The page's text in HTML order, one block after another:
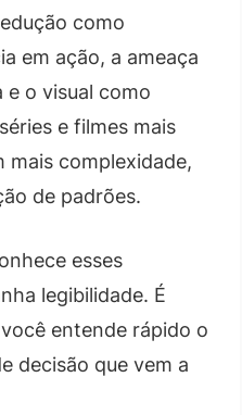
como
em ação, a ameaça
o visual como
e filmes mais
mais complexidade,
de padrões.
esses
legibilidade. É
entende rápido o
decisão que vem a